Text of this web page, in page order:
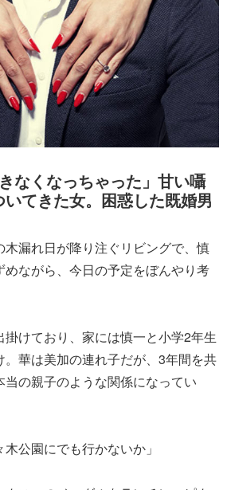
なくなっちゃった」甘い囁
てきた女。困惑した既婚男
漏れ日が降り注ぐリビングで、慎
ながら、今日の予定をぼんやり考
けており、家には慎一と小学2年生
華は美加の連れ子だが、3年間を共
の親子のような関係になってい
木公園にでも行かないか」